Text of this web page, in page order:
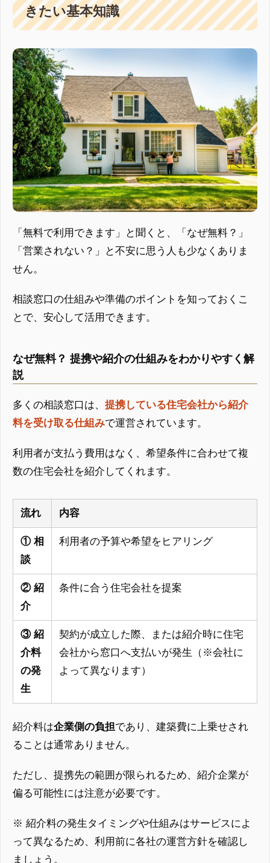
きたい基本知識
「無料で利用できます」と聞くと、「なぜ無料？」
「営業されない？」と不安に思う人も少なくありま
せん。
相談窓口の仕組みや準備のポイントを知っておくこ
とで、安心して活用できます。
なぜ無料？ 提携や紹介の仕組みをわかりやすく解
説
多くの相談窓口は、 提携している住宅会社から紹介
料を受け取る仕組みで運営されています。
利用者が支払う費用はなく、希望条件に合わせて複
数の住宅会社を紹介してくれます。
流れ 内容
① 相
談
利用者の予算や希望をヒアリング
② 紹
介
条件に合う住宅会社を提案
③ 紹
介料
の発
生
契約が成立した際、または紹介時に住宅
会社から窓口へ支払いが発生（※会社に
よって異なります）
紹介料は企業側の負担であり、建築費に上乗せされ
ることは通常ありません。
ただし、提携先の範囲が限られるため、紹介企業が
偏る可能性には注意が必要です。
※ 紹介料の発生タイミングや仕組みはサービスによ
って異なるため、利用前に各社の運営方針を確認し
ましょう。